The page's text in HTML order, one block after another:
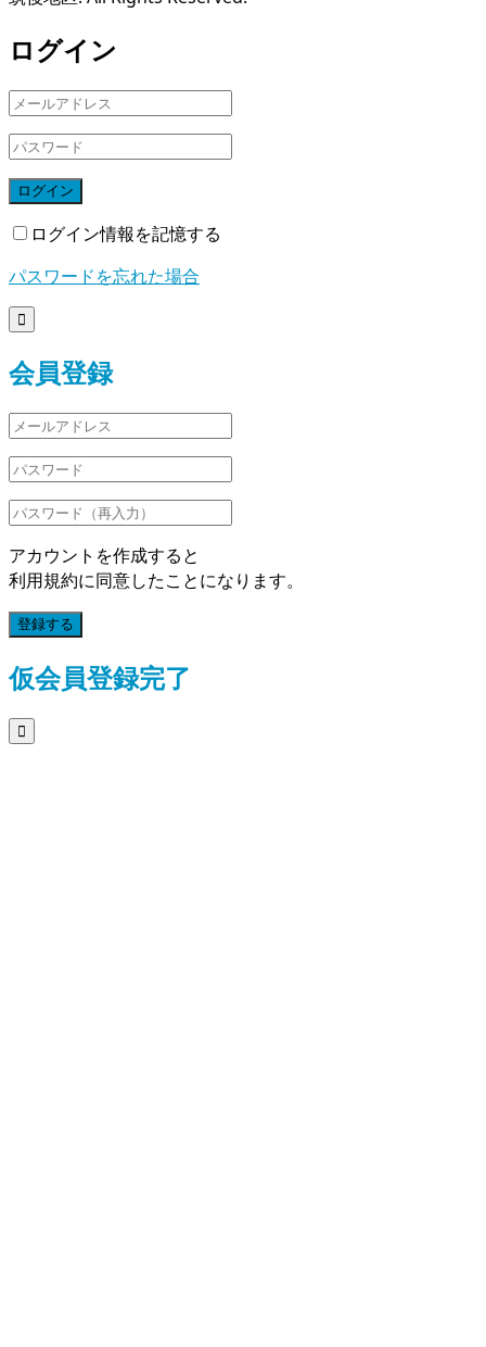
ログイン
ログイン
ログイン情報を記憶する
パスワードを忘れた場合

会員登録
アカウントを作成すると
利用規約に同意したことになります。
登録する
仮会員登録完了
